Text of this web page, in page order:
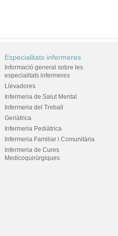
Especialitats infermeres
Informació general sobre les
especialitats infermeres
Llevadores
Infermeria de Salut Mental
Infermeria del Treball
Geriàtrica
Infermeria Pediàtrica
Infermeria Familiar i Comunitària
Infermeria de Cures
Medicoquirúrgiques